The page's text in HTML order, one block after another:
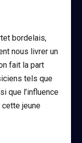
bordelais,
nous livrer un
fait la part
tels que
que l’influence
jeune